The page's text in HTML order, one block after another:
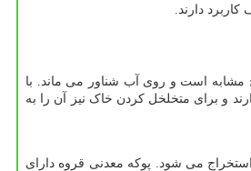
است و روی آب شناور می‌ ماند. با
و برای متخلخل کردن خاک نیز آن را به
می ‌شود. پوکه معدنی قروه دارای